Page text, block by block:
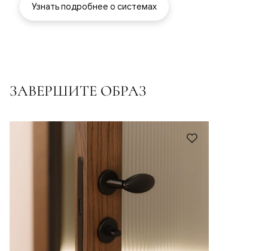
Узнать подробнее о системах
ЗАВЕРШИТЕ ОБРАЗ